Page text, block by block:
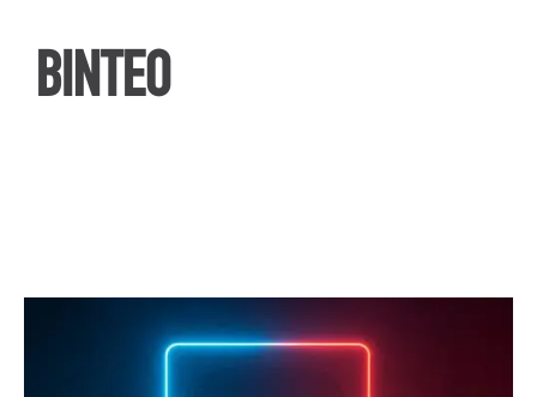
ΒΙΝΤΕΟ